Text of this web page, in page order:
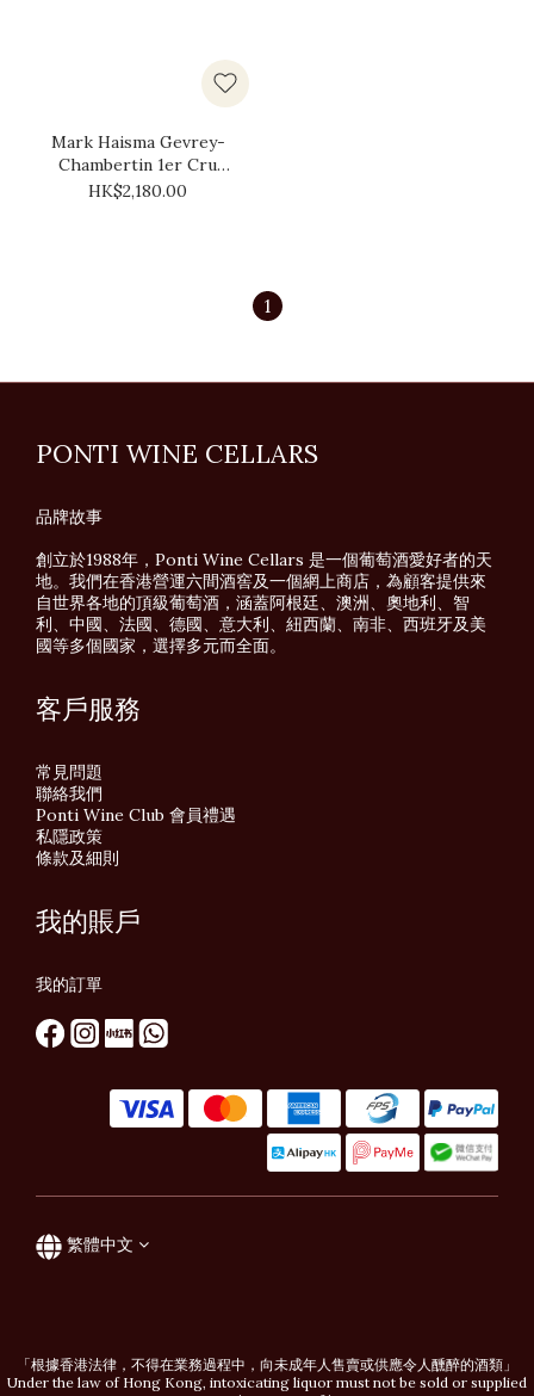
Mark Haisma Gevrey-
Chambertin 1er Cru
Fonteny 2021
HK$2,180.00
1
PONTI WINE CELLARS
品牌故事
創立於1988年，Ponti Wine Cellars 是一個葡萄酒愛好者的天
地。我們在香港營運六間酒窖及一個網上商店，為顧客提供來
自世界各地的頂級葡萄酒，涵蓋阿根廷、澳洲、奧地利、智
利、中國、法國、德國、意大利、紐西蘭、南非、西班牙及美
國等多個國家，選擇多元而全面。
客戶服務
常見問題
聯絡我們
Ponti Wine Club 會員禮遇
私隱政策
條款及細則
我的賬戶
我的訂單
繁體中文
「根據香港法律，不得在業務過程中，向未成年人售賣或供應令人醺醉的酒類」
Under the law of Hong Kong, intoxicating liquor must not be sold or supplied